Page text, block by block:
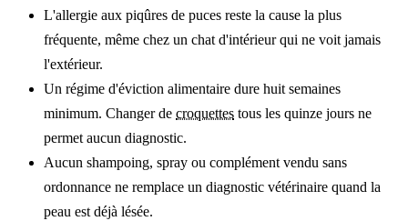
L'allergie aux piqûres de puces reste la cause la plus
fréquente, même chez un chat d'intérieur qui ne voit jamais
l'extérieur.
Un régime d'éviction alimentaire dure huit semaines
minimum. Changer de croquettes tous les quinze jours ne
permet aucun diagnostic.
Aucun shampoing, spray ou complément vendu sans
ordonnance ne remplace un diagnostic vétérinaire quand la
peau est déjà lésée.